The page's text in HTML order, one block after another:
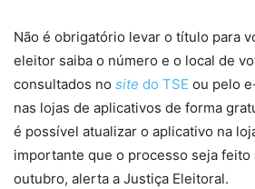
Não é obrigatório levar o título para
eleitor saiba o número e o local de
consultados no site do TSE ou pelo
nas lojas de aplicativos de forma
é possível atualizar o aplicativo na
importante que o processo seja feito
outubro, alerta a Justiça Eleitoral.